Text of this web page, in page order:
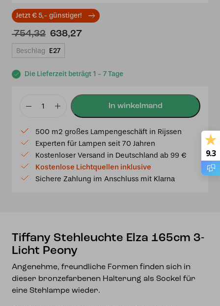
Jetzt € 5,- günstiger!
Die Lieferzeit beträgt 1 - 7 Tage
754,32 Ursprünglicher
Preis
war:
638,27Aktueller
Beschlag E27
Tiffany
Elza
165cm
3-
Licht
Peony
500 m2 großes Lampengeschäft in Rijssen
Experten für Lampen seit 70 Jahren
Kostenloser Versand in Deutschland ab 99 €
Kostenlose Lichtquellen inklusive
Sichere Zahlung im Anschluss mit Klarna
Tiffany Stehleuchte Elza 165cm 3-
Licht Peony
Angenehme, freundliche Formen finden sich in
dieser bronzefarbenen Halterung als Sockel für
eine Stehlampe wieder.
9.3